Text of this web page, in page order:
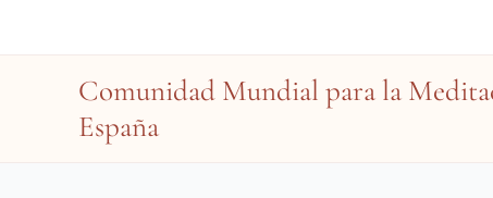
Comunidad Mundial para la
España